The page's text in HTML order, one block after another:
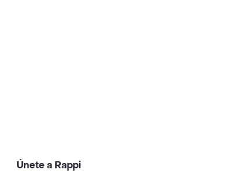
Únete a Rappi